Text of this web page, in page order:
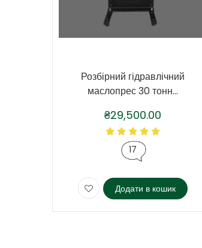
Розбірний гідравлічний
маслопрес 30 тонн...
₴29,500.00
17
Додати в кошик